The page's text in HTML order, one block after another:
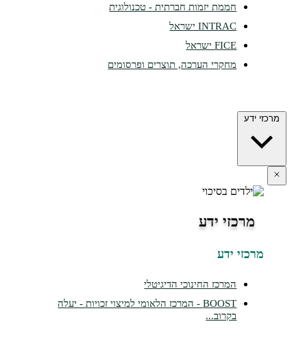
חממת יזמות חברתית - טכנולוגית
מחקרי הערכה, תוצרים ופרסומים
מרכזי ידע
המרכז החינוכי הדיגיטלי
BOOST - המרכז הלאומי למיצוי זכויות - יעלה